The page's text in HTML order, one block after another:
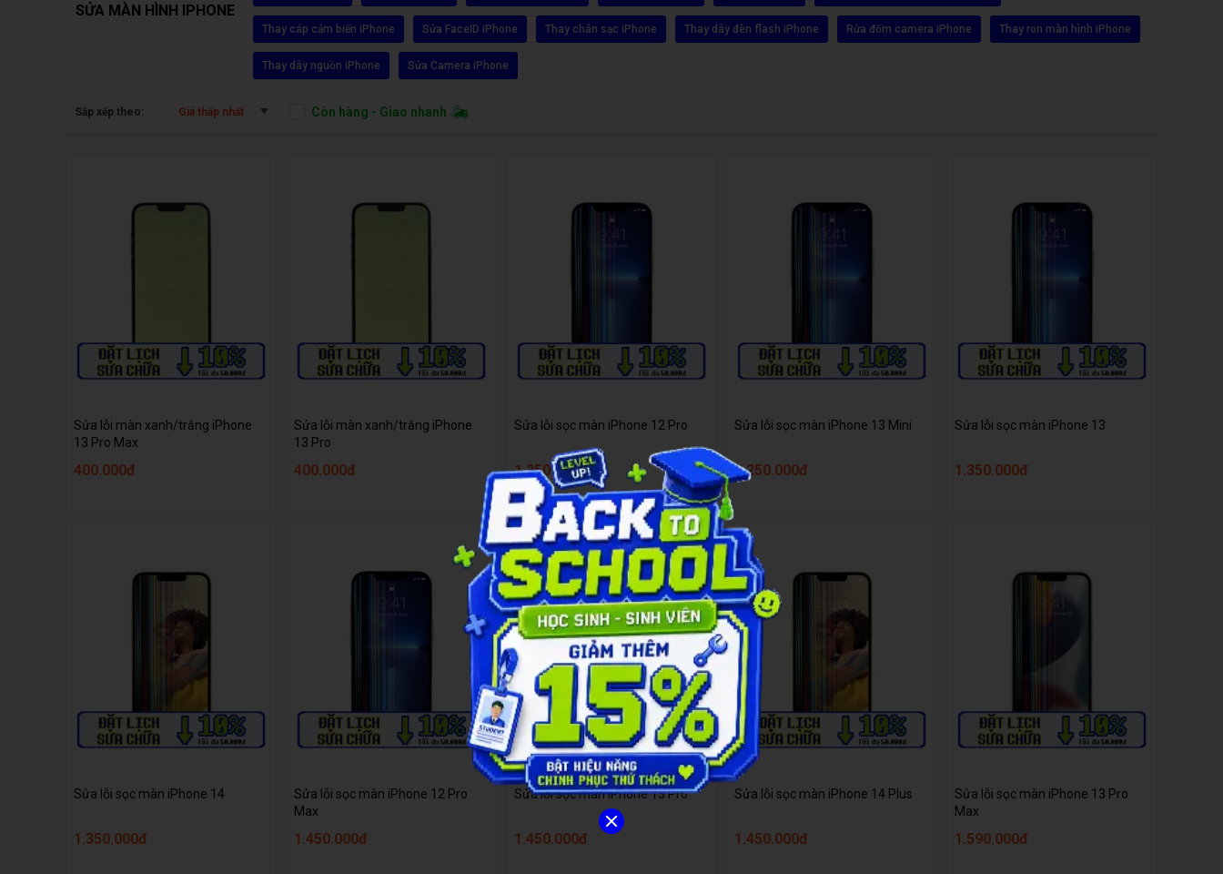
SỬA MÀN HÌNH IPHONE
Thay cáp cảm biến iPhone Sửa FaceID iPhone Thay chân sạc iPhone Thay dây đèn flash iPhone Rửa đốm camera iPhone Thay ron màn hình iPhone
Thay dây nguồn iPhone Sửa Camera iPhone
Sắp xếp theo: Giá thấp nhất Còn hàng - Giao nhanh
Sửa lỗi màn xanh/trắng iPhone
13 Pro Max
400.000đ
Sửa lỗi màn xanh/trắng iPhone
13 Pro
400.000đ
Sửa lỗi sọc màn iPhone 12 Pro
1.250.000đ
Sửa lỗi sọc màn iPhone 13 Mini
1.250.000đ
Sửa lỗi sọc màn iPhone 13
1.350.000đ
Sửa lỗi sọc màn iPhone 14
1.350.000đ
Sửa lỗi sọc màn iPhone 12 Pro
Max
1.450.000đ
Sửa lỗi sọc màn iPhone 13 Pro
1.450.000đ
Sửa lỗi sọc màn iPhone 14 Plus
1.450.000đ
Sửa lỗi sọc màn iPhone 13 Pro
Max
1.590.000đ